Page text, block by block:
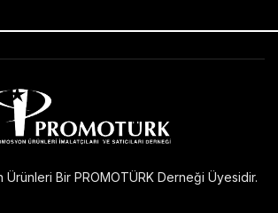
Ürünleri Bir PROMOTÜRK Derneği Üyesidir.